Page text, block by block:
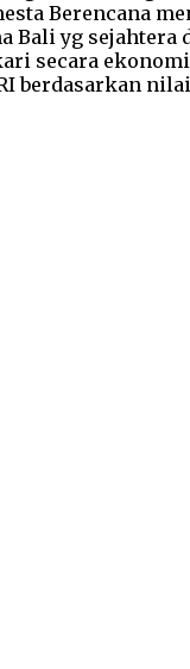
Berencana
yg sejahtera
secara
berdasarkan